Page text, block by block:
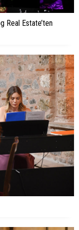
Real Estate’ten